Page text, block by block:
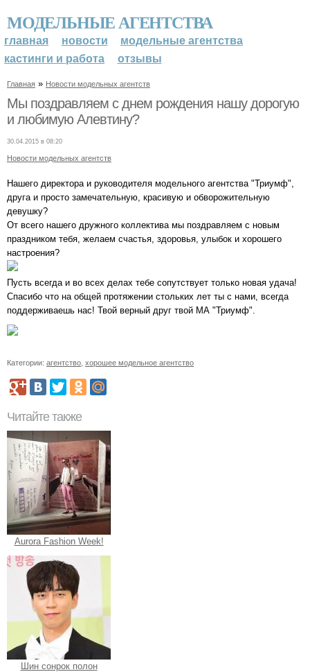
МОДЕЛЬНЫЕ АГЕНТСТВА
главная новости
модельные агентства
кастинги и работа
отзывы
Главная » Новости модельных агентств
Мы поздравляем с днем рождения нашу дорогую
и любимую Алевтину?
30.04.2015 в 08:20
Новости модельных агентств
Нашего директора и руководителя модельного агентства "Триумф",
друга и просто замечательную, красивую и обворожительную
девушку?
От всего нашего дружного коллектива мы поздравляем с новым
праздником тебя, желаем счастья, здоровья, улыбок и хорошего
настроения?
Пусть всегда и во всех делах тебе сопутствует только новая удача!
Спасибо что на общей протяжении стольких лет ты с нами, всегда
поддерживаешь нас! Твой верный друг твой МА "Триумф".
Категории: агентство хорошее модельное агентство
Читайте также
Aurora Fashion Week!
Шин сонрок полон